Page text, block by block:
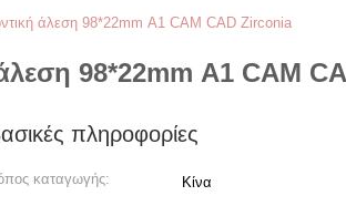
άλεση 98*22mm Α1 CAM CAD Zirconia
98*22mm Α1 CAM
πληροφορίες
καταγωγής: Κίνα